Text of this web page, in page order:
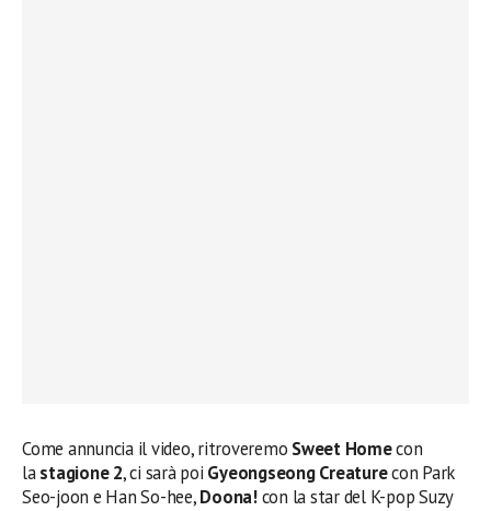
Come annuncia il video, ritroveremo Sweet Homecon
lastagione 2, ci sarà poi Gyeongseong Creaturecon Park
Seo-joon e Han So-hee,Doona!con la star del K-pop Suzy